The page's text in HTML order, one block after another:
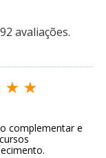
92 avaliações.
complementar e